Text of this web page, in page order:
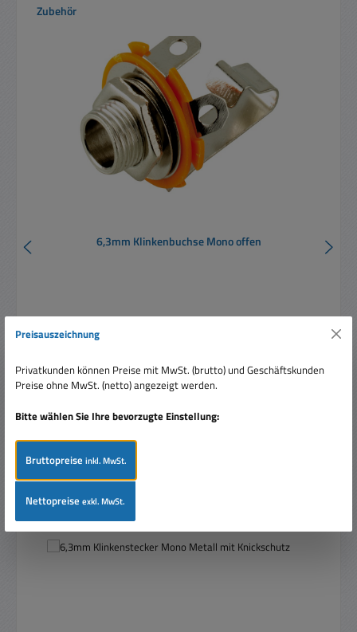
Produktgalerie überspringen
Zubehör
6,3mm Klinkenbuchse Mono offen
Regulärer Preis:
Ab0,33 €
Preisauszeichnung
Privatkunden können Preise mit MwSt. (brutto) und Geschäftskunden
Preise ohne MwSt. (netto) angezeigt werden.
Bitte wählen Sie Ihre bevorzugte Einstellung:
Bruttopreiseinkl. MwSt.
Nettopreiseexkl. MwSt.